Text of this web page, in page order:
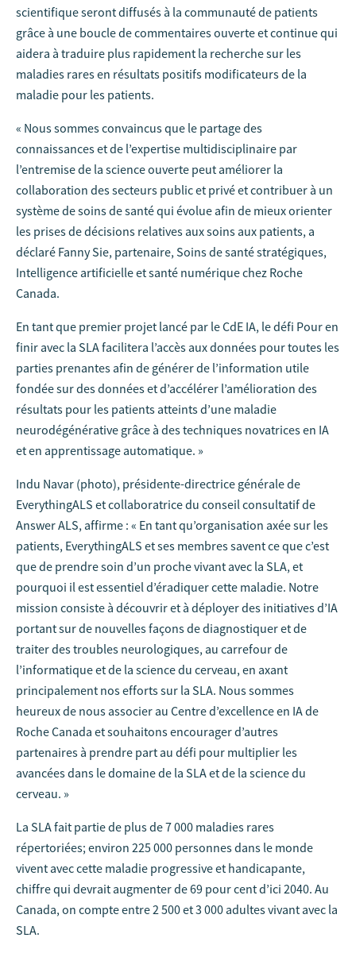
scientifique seront diffusés à la communauté de patients
grâce à une boucle de commentaires ouverte et continue qui
aidera à traduire plus rapidement la recherche sur les
maladies rares en résultats positifs modificateurs de la
maladie pour les patients.
« Nous sommes convaincus que le partage des
connaissances et de l’expertise multidisciplinaire par
l’entremise de la science ouverte peut améliorer la
collaboration des secteurs public et privé et contribuer à un
système de soins de santé qui évolue afin de mieux orienter
les prises de décisions relatives aux soins aux patients, a
déclaré Fanny Sie, partenaire, Soins de santé stratégiques,
Intelligence artificielle et santé numérique chez Roche
Canada.
En tant que premier projet lancé par le CdE IA, le défi Pour en
finir avec la SLA facilitera l’accès aux données pour toutes les
parties prenantes afin de générer de l’information utile
fondée sur des données et d’accélérer l’amélioration des
résultats pour les patients atteints d’une maladie
neurodégénérative grâce à des techniques novatrices en IA
et en apprentissage automatique. »
Indu Navar (photo), présidente-directrice générale de
EverythingALS et collaboratrice du conseil consultatif de
Answer ALS, affirme : « En tant qu’organisation axée sur les
patients, EverythingALS et ses membres savent ce que c’est
que de prendre soin d’un proche vivant avec la SLA, et
pourquoi il est essentiel d’éradiquer cette maladie. Notre
mission consiste à découvrir et à déployer des initiatives d’IA
portant sur de nouvelles façons de diagnostiquer et de
traiter des troubles neurologiques, au carrefour de
l’informatique et de la science du cerveau, en axant
principalement nos efforts sur la SLA. Nous sommes
heureux de nous associer au Centre d’excellence en IA de
Roche Canada et souhaitons encourager d’autres
partenaires à prendre part au défi pour multiplier les
avancées dans le domaine de la SLA et de la science du
cerveau. »
La SLA fait partie de plus de 7 000 maladies rares
répertoriées; environ 225 000 personnes dans le monde
vivent avec cette maladie progressive et handicapante,
chiffre qui devrait augmenter de 69 pour cent d’ici 2040. Au
Canada, on compte entre 2 500 et 3 000 adultes vivant avec la
SLA.